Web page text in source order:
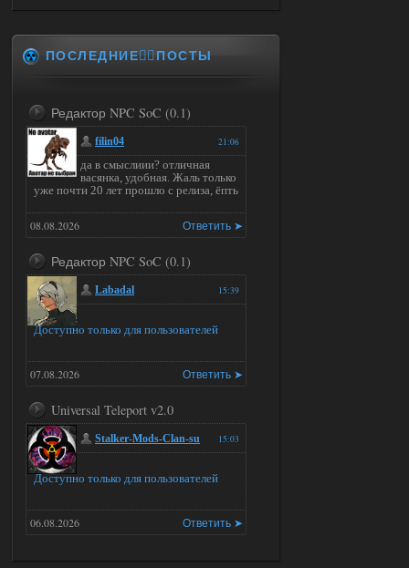
ПОСЛЕДНИЕ✍🏻ПОСТЫ
Редактор NPC SoC (0.1)
21:06
filin04
да в смыслиии? отличная
васянка, удобная. Жаль только
уже почти 20 лет прошло с релиза, ёпть
Ответить ➤
08.08.2026
Редактор NPC SoC (0.1)
15:39
Labadal
Доступно только для пользователей
Ответить ➤
07.08.2026
Universal Teleport v2.0
15:03
Stalker-Mods-Clan-su
Доступно только для пользователей
Ответить ➤
06.08.2026